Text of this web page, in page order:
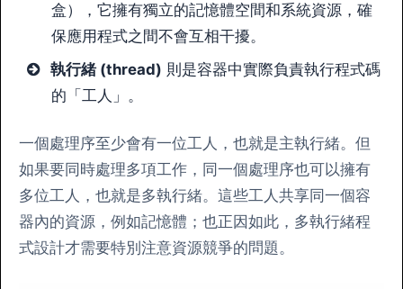
盒），它擁有獨立的記憶體空間和系統資源，確
保應用程式之間不會互相干擾。
執行緒 (thread) 則是容器中實際負責執行程式碼
的「工人」。
一個處理序至少會有一位工人，也就是主執行緒。但
如果要同時處理多項工作，同一個處理序也可以擁有
多位工人，也就是多執行緒。這些工人共享同一個容
器內的資源，例如記憶體；也正因如此，多執行緒程
式設計才需要特別注意資源競爭的問題。